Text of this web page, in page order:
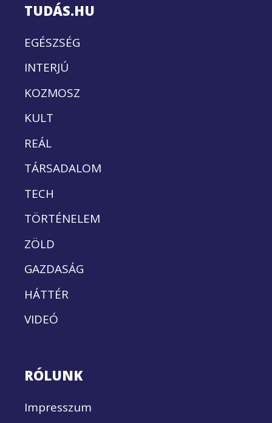
TUDÁS.HU
EGÉSZSÉG
INTERJÚ
KOZMOSZ
KULT
REÁL
TÁRSADALOM
TECH
TÖRTÉNELEM
ZÖLD
GAZDASÁG
HÁTTÉR
VIDEÓ
RÓLUNK
Impresszum